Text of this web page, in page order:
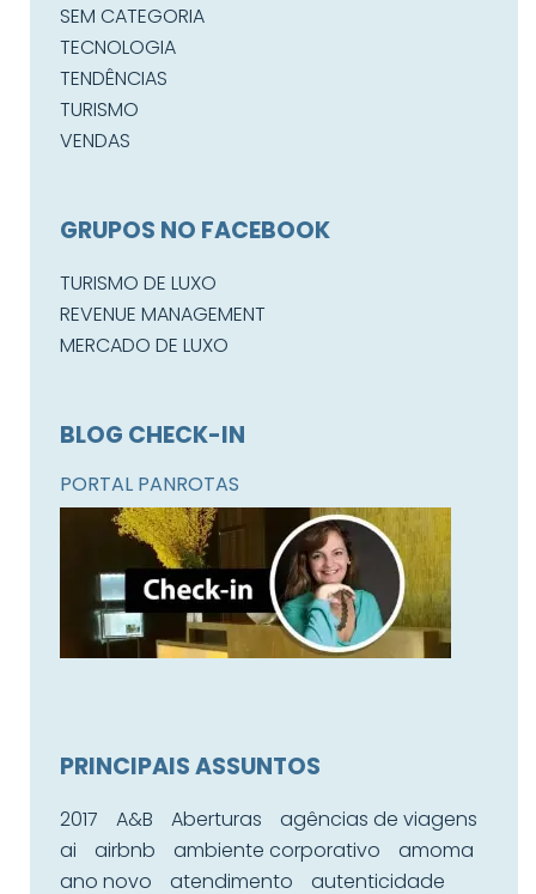
SEM CATEGORIA
TECNOLOGIA
TENDÊNCIAS
TURISMO
VENDAS
GRUPOS NO FACEBOOK
TURISMO DE LUXO
REVENUE MANAGEMENT
MERCADO DE LUXO
BLOG CHECK-IN
PORTAL PANROTAS
PRINCIPAIS ASSUNTOS
2017 A&B Aberturas
agências de viagens
ai
airbnb ambiente corporativo
amoma
ano novo
atendimento autenticidade